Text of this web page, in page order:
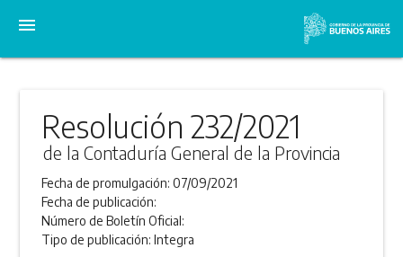
menu
Resolución 232/2021
de la Contaduría General de la Provincia
Fecha de promulgación:07/09/2021
Fecha de publicación:
Número de Boletín Oficial:
Tipo de publicación:Integra